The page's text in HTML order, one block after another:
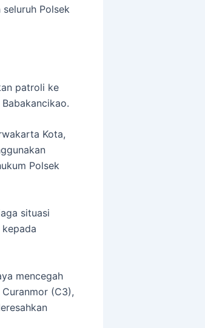
Polsek
patroli ke
Kota,
Polsek
situasi
mencegah
(C3),